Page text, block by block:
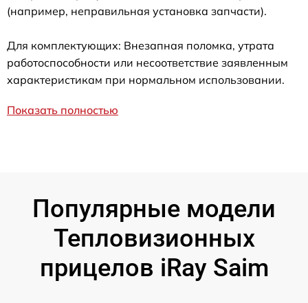
(например, неправильная установка запчасти).
Для комплектующих: Внезапная поломка, утрата
работоспособности или несоответствие заявленным
характеристикам при нормальном использовании.
Показать полностью
Популярные модели
Тепловизионных
прицелов iRay Saim